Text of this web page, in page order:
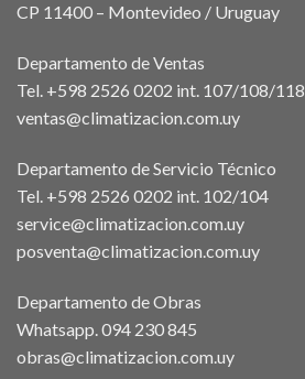
CP 11400 – Montevideo / Uruguay
Departamento de Ventas
Tel. +598 2526 0202 int. 107/108/118
ventas@climatizacion.com.uy
Departamento de Servicio Técnico
Tel. +598 2526 0202 int. 102/104
service@climatizacion.com.uy
posventa@climatizacion.com.uy
Departamento de Obras
Whatsapp. 094 230 845
obras@climatizacion.com.uy